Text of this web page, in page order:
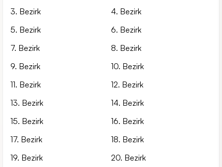
3. Bezirk
4. Bezirk
5. Bezirk
6. Bezirk
7. Bezirk
8. Bezirk
9. Bezirk
10. Bezirk
11. Bezirk
12. Bezirk
13. Bezirk
14. Bezirk
15. Bezirk
16. Bezirk
17. Bezirk
18. Bezirk
19. Bezirk
20. Bezirk